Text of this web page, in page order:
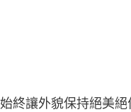
終讓外貌保持絕美